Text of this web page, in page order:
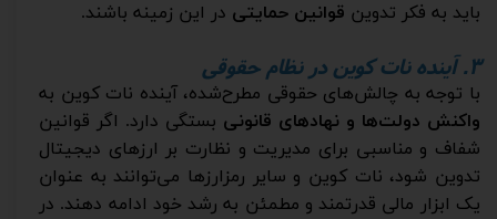
باید به فکر تدوین قوانین حمایتی در این زمینه باشند.
۳. آینده نات کوین در نظام حقوقی
با توجه به چالش‌های حقوقی مطرح‌شده، آینده نات کوین به
واکنش دولت‌ها و نهادهای قانونی بستگی دارد. اگر قوانین
شفاف و مناسبی برای مدیریت و نظارت بر ارزهای دیجیتال
تدوین شود، نات کوین و سایر رمزارزها می‌توانند به عنوان
یک ابزار مالی قدرتمند و مطمئن به رشد خود ادامه دهند. در